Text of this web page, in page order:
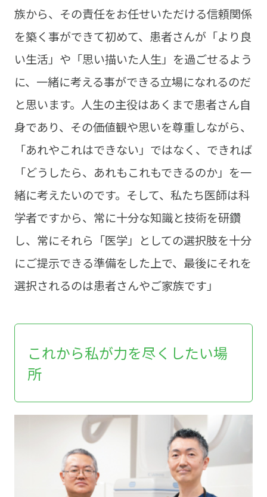
族から、その責任をお任せいただける信頼関係
を築く事ができて初めて、患者さんが「より良
い生活」や「思い描いた人生」を過ごせるよう
に、一緒に考える事ができる立場になれるのだ
と思います。人生の主役はあくまで患者さん自
身であり、その価値観や思いを尊重しながら、
「あれやこれはできない」ではなく、できれば
「どうしたら、あれもこれもできるのか」を一
緒に考えたいのです。そして、私たち医師は科
学者ですから、常に十分な知識と技術を研鑽
し、常にそれら「医学」としての選択肢を十分
にご提示できる準備をした上で、最後にそれを
選択されるのは患者さんやご家族です」
これから私が力を尽くしたい場
所